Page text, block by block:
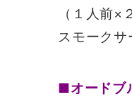
（１人前×
スモーク
■オードブ